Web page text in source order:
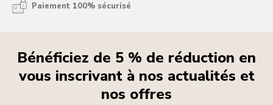
Paiement 100% sécurisé
Bénéficiez de 5 % de réduction en
vous inscrivant à nos actualités et
nos offres